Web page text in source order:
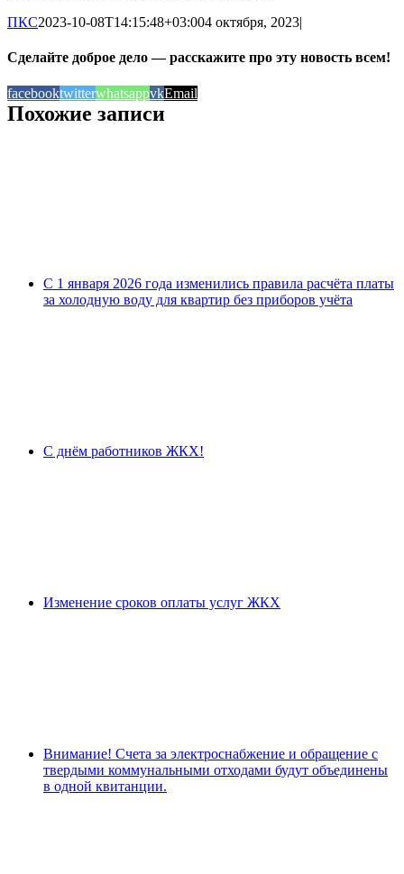
ПКС2023-10-08T14:15:48+03:004 октября, 2023|
Сделайте доброе дело — расскажите про эту новость всем!
facebooktwitterwhatsappvkEmail
Похожие записи
С 1 января 2026 года изменились правила расчёта платы
за холодную воду для квартир без приборов учёта
С днём работников ЖКХ!
Изменение сроков оплаты услуг ЖКХ
Внимание! Счета за электроснабжение и обращение с
твердыми коммунальными отходами будут объединены
в одной квитанции.